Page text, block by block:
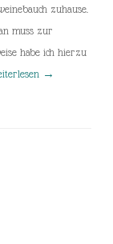
zuhause.
muss zur
habe ich hierzu
→